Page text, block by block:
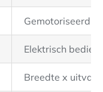
Gemotoriseerd
Elektrisch
Breedte x uitval